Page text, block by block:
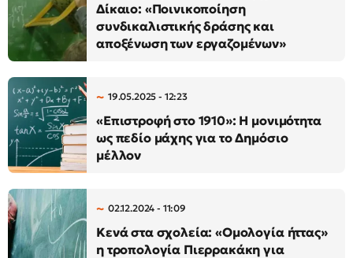
Δίκαιο: «Ποινικοποίηση
συνδικαλιστικής δράσης και
αποξένωση των εργαζομένων»
19.05.2025 - 12:23
«Επιστροφή στο 1910»: Η μονιμότητα
ως πεδίο μάχης για το Δημόσιο
μέλλον
02.12.2024 - 11:09
Κενά στα σχολεία: «Ομολογία ήττας»
η τροπολογία Πιερρακάκη για